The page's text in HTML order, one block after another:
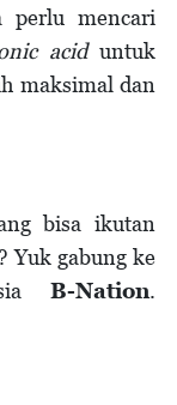
perlu mencari
aciduntuk
maksimal dan
bisa ikutan
Yuk gabung ke
B-Nation.